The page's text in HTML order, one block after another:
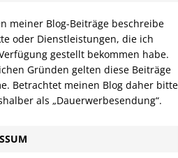
meiner Blog-Beiträge beschreibe
oder Dienstleistungen, die ich
gestellt bekommen habe.
Gründen gelten diese Beiträge
Betrachtet meinen Blog daher bitte
als „Dauerwerbesendung“.